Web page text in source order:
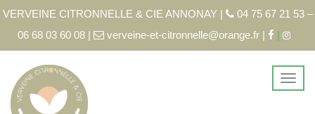
VERVEINE CITRONNELLE & CIE ANNONAY |
04 75 67 21 53 –
06 68 03 60 08 |
verveine-et-citronnelle@orange.fr | |